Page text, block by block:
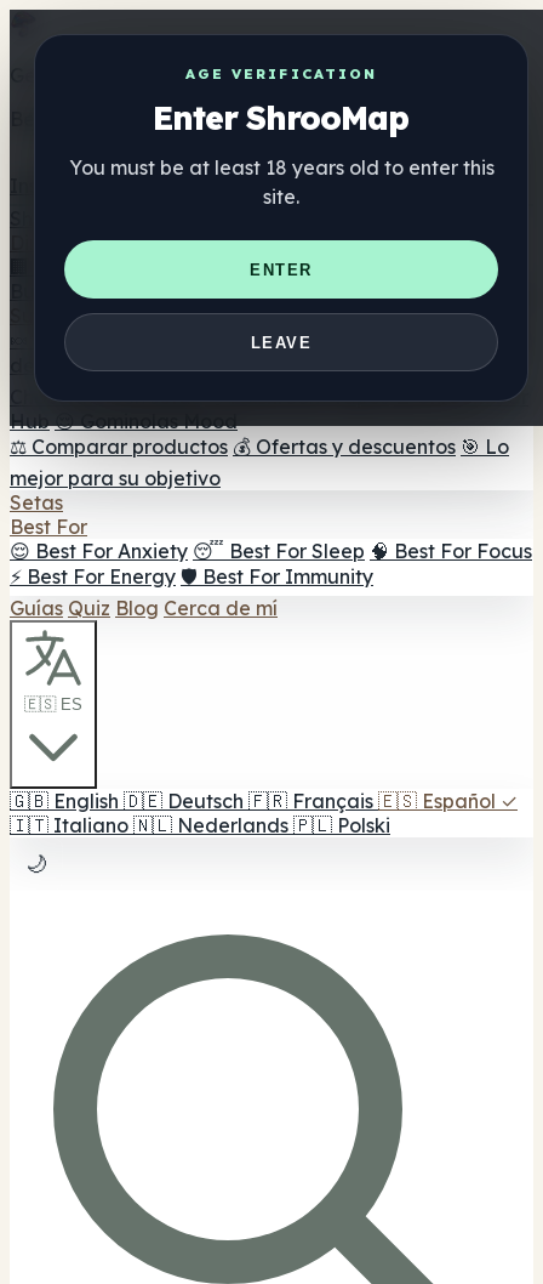
AGE VERIFICATION
Enter ShrooMap
You must be at least 18 years old to enter this
site.
ENTER
LEAVE
Get the ShrooMap app
Better than mobile web — one tap away
Directorio
🏢 Directorio de marcas
📍 Buscador de tiendas
Buscador de tiendas Smartshop
🛒 Headshops en línea
Suplementos
🍬 Gominolas de setas
💊 Cápsulas de setas
💧 Tinturas
de setas 🫙 Polvos de setas ☕ Café con setas 🍫
Chocolate con setas 💨 Mushroom Vapes 🍫 Shroom Bar
Hub 😌 Gominolas Mood
⚖️ Comparar productos 💰 Ofertas y descuentos 🎯 Lo
mejor para su objetivo
Setas
Best For
😌 Best For Anxiety 😴 Best For Sleep 🧠 Best For Focus
⚡ Best For Energy 🛡️ Best For Immunity
Guías Quiz Blog Cerca de mí
🇪🇸 ES
🇬🇧 English 🇩🇪 Deutsch 🇫🇷 Français 🇪🇸 Español ✓
🇮🇹 Italiano 🇳🇱 Nederlands 🇵🇱 Polski
🌙